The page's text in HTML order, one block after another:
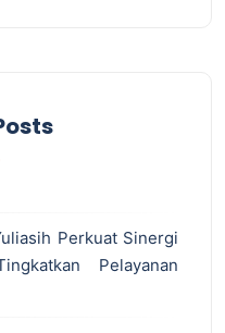
Perkuat Sinergi
Pelayanan